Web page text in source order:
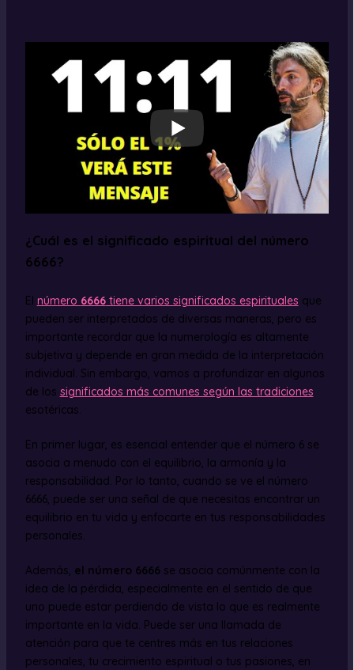
¿Cuál es el significado espiritual del número
6666?
El número 6666tiene varios significados espirituales que
pueden ser interpretados de diversas maneras, pero es
importante recordar que la numerología es altamente
subjetiva y depende en gran medida de la interpretación
individual. Sin embargo, vamos a profundizar en algunos
de los significados más comunes según las tradiciones
esotéricas.
En primer lugar, es esencial entender que el número 6 se
asocia a menudo con el equilibrio, la armonía y la
responsabilidad. Por lo tanto, cuando se ve el número
6666, puede ser una señal de que necesitas encontrar un
equilibrio en tu vida y enfocarte en tus responsabilidades
personales.
Además, el número 6666se asocia comúnmente con la
idea de la pérdida, especialmente en el sentido de que
uno puede estar perdiendo de vista lo que es realmente
importante en la vida. Puede ser una llamada de
atención para que te centres más en tus relaciones
personales, tu crecimiento espiritual o tus pasiones, en